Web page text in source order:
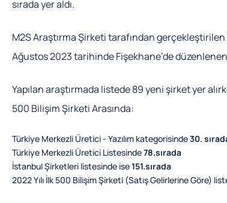
sırada yer aldı.
M2S Araştırma Şirketi tarafından gerçekleştirilen
Ağustos 2023 tarihinde Fişekhane’de
Yapılan araştırmada listede 89 yeni şirket yer
500 Bilişim Şirketi Arasında:
Türkiye Merkezli Üretici - Yazılım kategorisinde30.
Türkiye Merkezli Üretici Listesinde78.sırada
İstanbul Şirketleri listesinde ise151.sırada
2022 Yılı İlk 500 Bilişim Şirketi (Satış Gelirlerine Göre)